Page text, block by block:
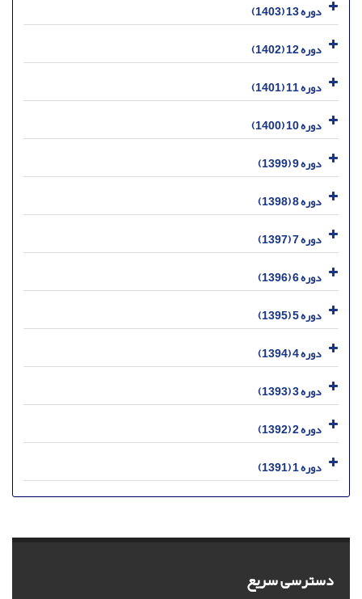
دوره 13 (1403)
دوره 12 (1402)
دوره 11 (1401)
دوره 10 (1400)
دوره 9 (1399)
دوره 8 (1398)
دوره 7 (1397)
دوره 6 (1396)
دوره 5 (1395)
دوره 4 (1394)
دوره 3 (1393)
دوره 2 (1392)
دوره 1 (1391)
دسترسی سریع